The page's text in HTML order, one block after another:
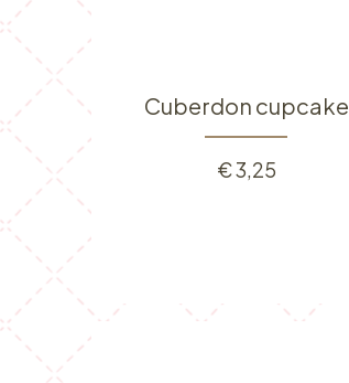
Cuberdon cupcake
€3,25